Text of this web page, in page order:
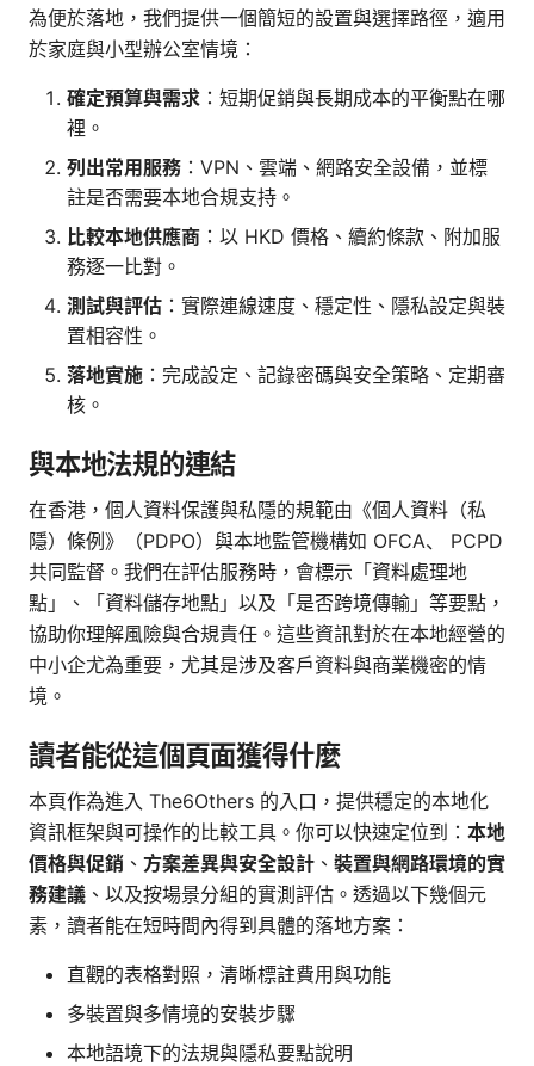
為便於落地，我們提供一個簡短的設置與選擇路徑，適用
於家庭與小型辦公室情境：
確定預算與需求 ：短期促銷與長期成本的平衡點在哪
裡。
列出常用服務 ：VPN、雲端、網路安全設備，並標
註是否需要本地合規支持。
比較本地供應商 ：以 HKD 價格、續約條款、附加服
務逐一比對。
測試與評估 ：實際連線速度、穩定性、隱私設定與裝
置相容性。
落地實施 ：完成設定、記錄密碼與安全策略、定期審
核。
與本地法規的連結
在香港，個人資料保護與私隱的規範由《個人資料（私
隱）條例》（PDPO）與本地監管機構如 OFCA、 PCPD
共同監督。我們在評估服務時，會標示「資料處理地
點」、「資料儲存地點」以及「是否跨境傳輸」等要點，
協助你理解風險與合規責任。這些資訊對於在本地經營的
中小企尤為重要，尤其是涉及客戶資料與商業機密的情
境。
讀者能從這個頁面獲得什麼
本頁作為進入 The6Others 的入口，提供穩定的本地化
資訊框架與可操作的比較工具。你可以快速定位到： 本地
價格與促銷 、 方案差異與安全設計 、 裝置與網路環境的實
務建議 、以及按場景分組的實測評估。透過以下幾個元
素，讀者能在短時間內得到具體的落地方案：
直觀的表格對照，清晰標註費用與功能
多裝置與多情境的安裝步驟
本地語境下的法規與隱私要點說明